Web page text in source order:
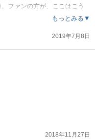
ファンの方が、ここはこう
た私はナニがナニしてるの
もっとみる▼
2019年7月8日
2018年11月27日